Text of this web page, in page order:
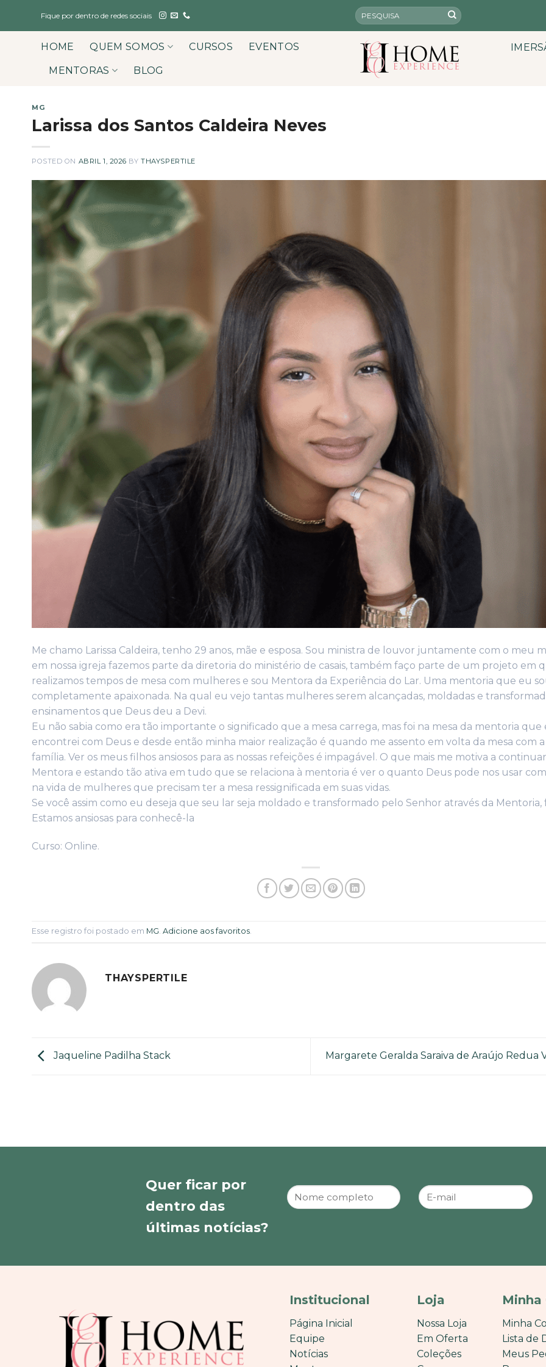
Fique por dentro de redes sociais
HOME QUEM SOMOS CURSOS EVENTOS
MENTORAS BLOG
MG
Larissa dos Santos Caldeira Neves
POSTED ON ABRIL 1, 2026 BYTHAYSPERTILE
Me chamo Larissa Caldeira, tenho 29 anos, mãe e esposa. Sou ministra de louvor juntamente com o meu
em nossa igreja fazemos parte da diretoria do ministério de casais, também faço parte de um projeto em
realizamos tempos de mesa com mulheres e sou Mentora da Experiência do Lar. Uma mentoria que eu
completamente apaixonada. Na qual eu vejo tantas mulheres serem alcançadas, moldadas e
ensinamentos que Deus deu a Devi.
Eu não sabia como era tão importante o significado que a mesa carrega, mas foi na mesa da mentoria que
encontrei com Deus e desde então minha maior realização é quando me assento em volta da mesa com
família. Ver os meus filhos ansiosos para as nossas refeições é impagável. O que mais me motiva a
Mentora e estando tão ativa em tudo que se relaciona à mentoria é ver o quanto Deus pode nos usar
na vida de mulheres que precisam ter a mesa ressignificada em suas vidas.
Se você assim como eu deseja que seu lar seja moldado e transformado pelo Senhor através da Mentoria,
Estamos ansiosas para conhecê-la
Curso: Online.
Esse registro foi postado em MG. Adicione aos favoritos.
THAYSPERTILE
Jaqueline Padilha Stack Margarete Geralda Saraiva de Araújo Redua
Quer ficar por
dentro das
últimas notícias?
Institucional
Página Inicial
Equipe
Notícias
Loja
Nossa Loja
Em Oferta
Coleções
Minha
Minha
Lista de
Meus